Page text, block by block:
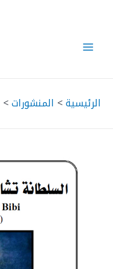
المحتوى
Main
الرئيسية> المنشورات>